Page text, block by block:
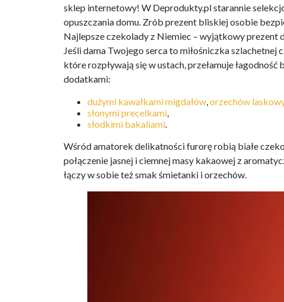
sklep internetowy! W Deprodukty.pl starannie
opuszczania domu. Zrób prezent bliskiej osobie
Najlepsze czekolady z Niemiec – wyjątkowy
Jeśli dama Twojego serca to miłośniczka
które rozpływają się w ustach, przełamuje
dodatkami:
dużymi kawałkami migdałów,orzechów
słonymi precelkami,
słodkimi bakaliami.
Wśród amatorek delikatności furorę robią białe
połączenie jasnej i ciemnej masy kakaowej z
łączy w sobie też smak śmietanki i orzechów.